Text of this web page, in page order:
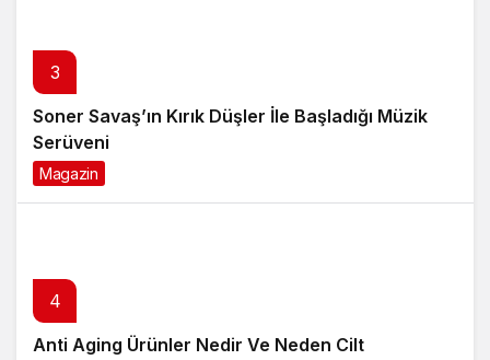
4
Anti Aging Ürünler Nedir Ve Neden Cilt
Bakımında Temel Bir Yerdedir?
Yaşam
5
Akülü Tekerlekli Sandalye Seçiminde Dikkat